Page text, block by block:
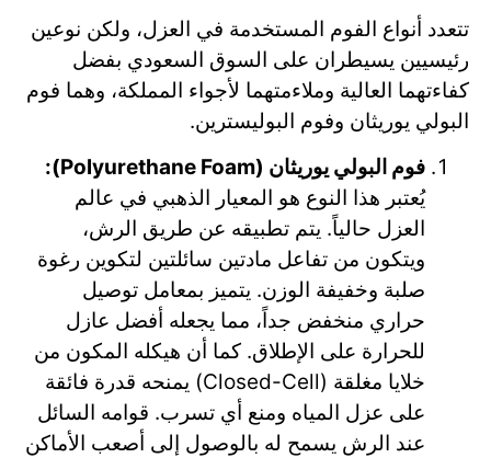
تتعدد أنواع الفوم المستخدمة في العزل، ولكن نوعين
رئيسيين يسيطران على السوق السعودي بفضل
كفاءتهما العالية وملاءمتهما لأجواء المملكة، وهما فوم
البولي يوريثان وفوم البوليسترين.
فوم البولي يوريثان (Polyurethane Foam):
يُعتبر هذا النوع هو المعيار الذهبي في عالم
العزل حالياً. يتم تطبيقه عن طريق الرش،
ويتكون من تفاعل مادتين سائلتين لتكوين رغوة
صلبة وخفيفة الوزن. يتميز بمعامل توصيل
حراري منخفض جداً، مما يجعله أفضل عازل
للحرارة على الإطلاق. كما أن هيكله المكون من
خلايا مغلقة (Closed-Cell) يمنحه قدرة فائقة
على عزل المياه ومنع أي تسرب. قوامه السائل
عند الرش يسمح له بالوصول إلى أصعب الأماكن